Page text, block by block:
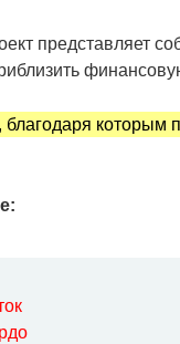
представляет
которым